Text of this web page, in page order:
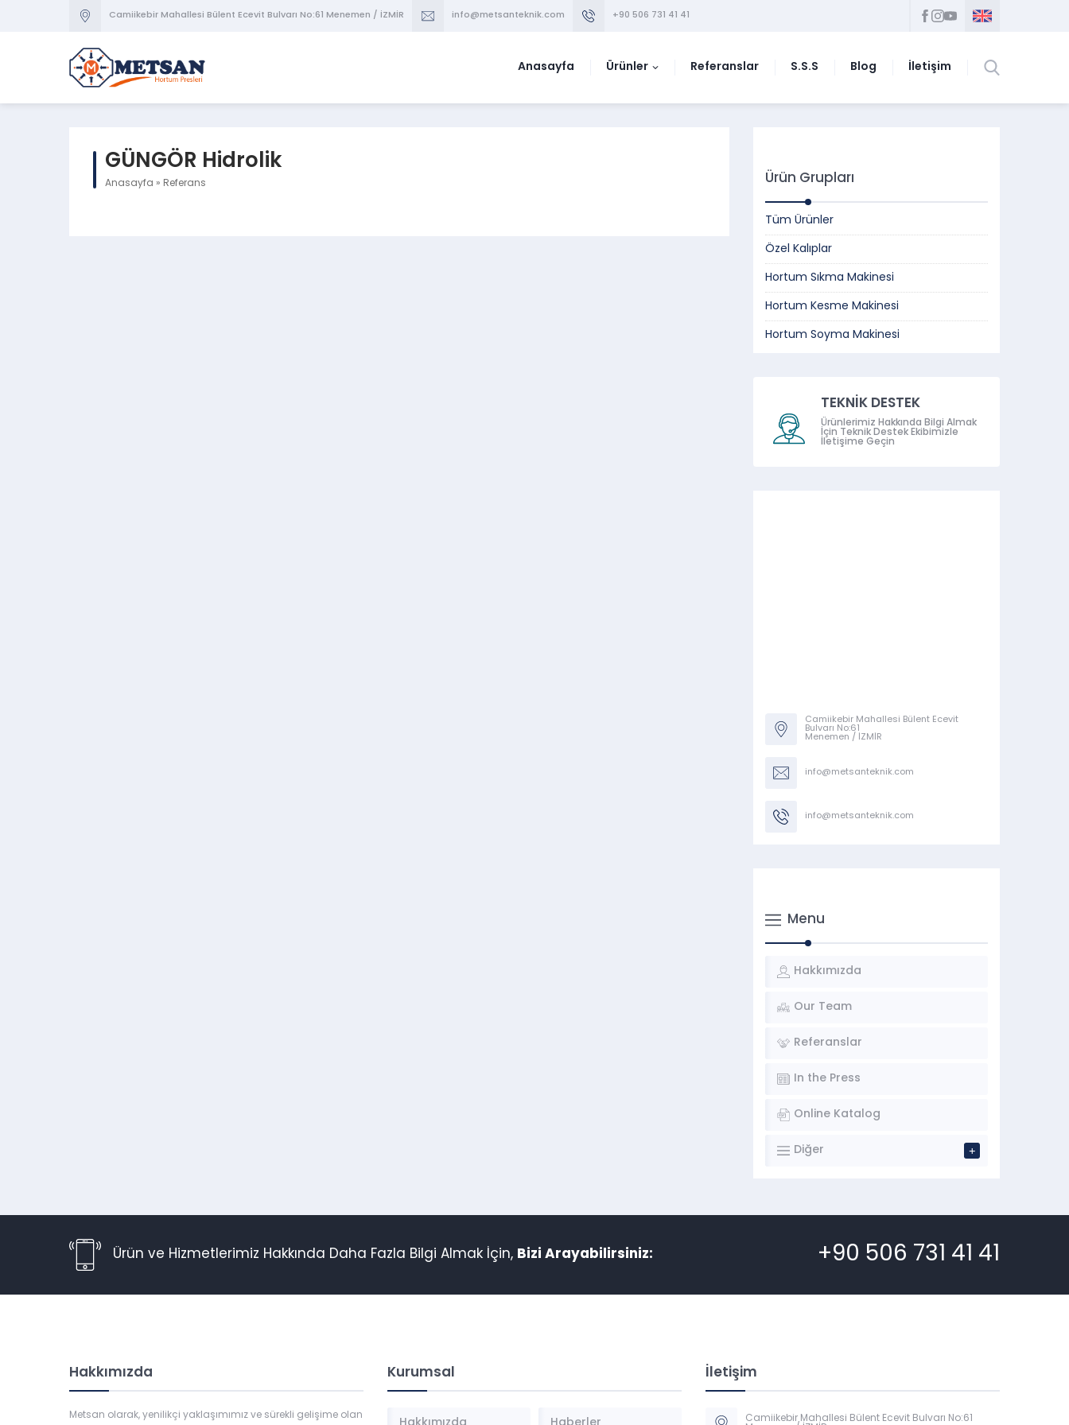
Camiikebir Mahallesi Bülent Ecevit Bulvarı No:61 Menemen / İZMİR info@metsanteknik.com +90 506 731 41 41
Anasayfa Ürünler Referanslar S.S.S Blog İletişim
GÜNGÖR Hidrolik
Anasayfa » Referans Ürün Grupları
Tüm Ürünler
Özel Kalıplar
Hortum Sıkma Makinesi
Hortum Kesme Makinesi
Hortum Soyma Makinesi
TEKNİK DESTEK
Ürünlerimiz Hakkında Bilgi Almak
İçin Teknik Destek Ekibimizle
İletişime Geçin
Camiikebir Mahallesi Bülent Ecevit
Bulvarı No:61
Menemen / İZMİR
info@metsanteknik.com
info@metsanteknik.com
Menu
Hakkımızda
Our Team
Referanslar
In the Press
Online Katalog
Diğer
Ürün ve Hizmetlerimiz Hakkında Daha Fazla Bilgi Almak İçin, Bizi Arayabilirsiniz: +90 506 731 41 41
Hakkımızda
Metsan olarak, yenilikçi yaklaşımımız ve sürekli gelişime olan
Kurumsal İletişim
Camiikebir Mahallesi Bülent Ecevit Bulvarı No:61